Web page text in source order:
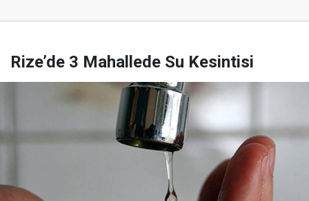
Rize’de 3 Mahallede Su Kesintisi